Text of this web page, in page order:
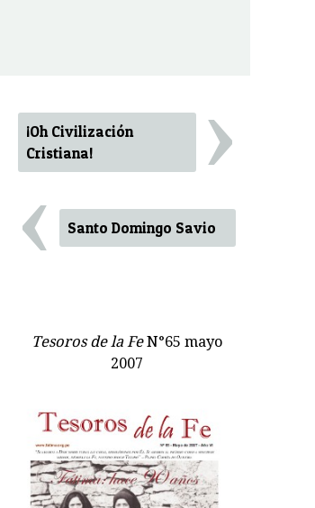
¡Oh Civilización
Cristiana!
›
‹ Santo Domingo Savio
Tesoros de la FeN°65 mayo
2007